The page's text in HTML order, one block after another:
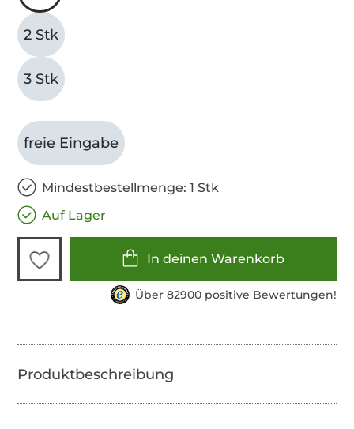
2 Stk
3 Stk
freie Eingabe
Mindestbestellmenge: 1 Stk
Auf Lager
In deinen Warenkorb
Über 82900 positive Bewertungen!